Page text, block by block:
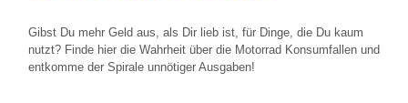
Gibst Du mehr Geld aus, als Dir lieb ist, für Dinge, die Du kaum
nutzt? Finde hier die Wahrheit über die Motorrad Konsumfallen und
entkomme der Spirale unnötiger Ausgaben!